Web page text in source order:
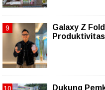
Galaxy Z
Dukung